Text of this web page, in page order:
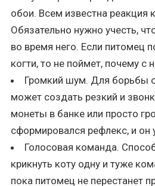
обои. Всем известна реакция
Обязательно нужно учесть,
во время него. Если питомец
когти, то не поймет, почему с
Громкий шум. Для борьбы
может создать резкий и
монеты в банке или просто
сформировался рефлекс, и он
Голосовая команда.
крикнуть коту одну и туже
пока питомец не перестанет